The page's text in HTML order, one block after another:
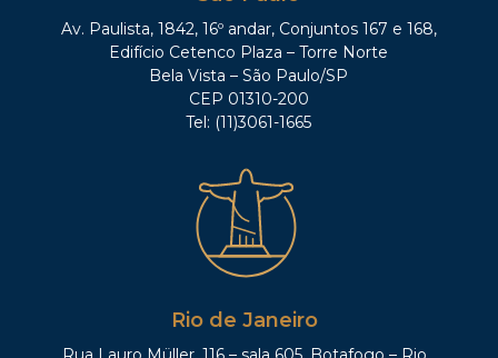
Av. Paulista, 1842, 16º andar, Conjuntos 167 e 168,
Edifício Cetenco Plaza – Torre Norte
Bela Vista – São Paulo/SP
CEP 01310-200
Tel: (11)3061-1665
Rio de Janeiro